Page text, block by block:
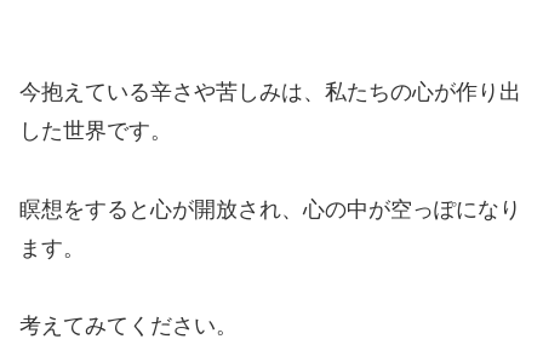
今抱えている辛さや苦しみは、私たちの心が作り出
した世界です。
瞑想をすると心が開放され、心の中が空っぽになり
ます。
考えてみてください。